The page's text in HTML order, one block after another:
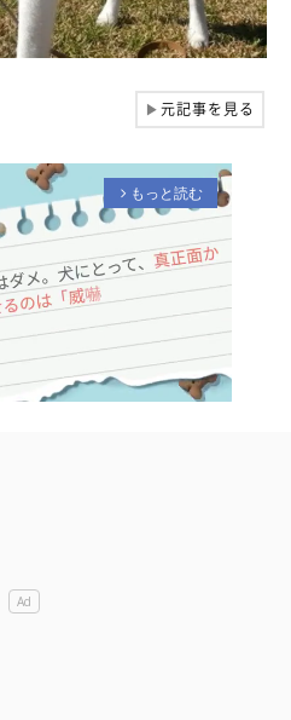
▶元記事を見る
arrow_forward_ios もっと読む